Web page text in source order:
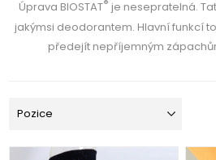
Úprava BIOSTAT® je nesepratelná.
jakýmsi deodorantem. Hlavní funkcí
předejít nepříjemným